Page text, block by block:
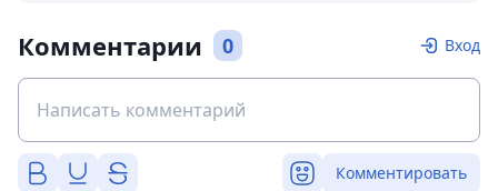
Комментарии 0 Вход
Комментировать